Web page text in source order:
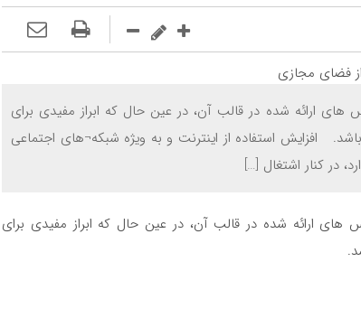
ارائه شده در قالب آن، در عین حال که ابراز مفیدی برای
افزایش استفاده از اینترنت و به ویژه شبکه¬های اجتماعی
در کنار اشتغال […]
های ارائه شده در قالب آن، در عین حال که ابراز مفیدی برای